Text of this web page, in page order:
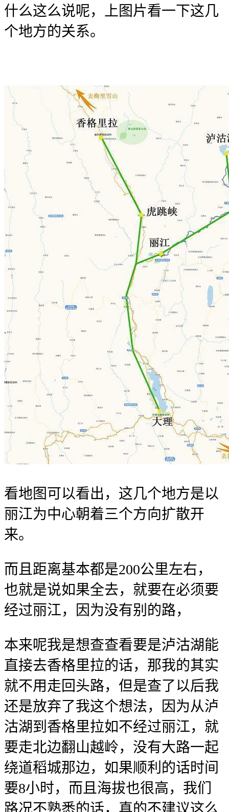
什么这么说呢，上图片看一下这几
个地方的关系。
看地图可以看出，这几个地方是以
丽江为中心朝着三个方向扩散开
来。
而且距离基本都是200公里左右，
也就是说如果全去，就要在必须要
经过丽江，因为没有别的路，
本来呢我是想查查看要是泸沽湖能
直接去香格里拉的话，那我的其实
就不用走回头路，但是查了以后我
还是放弃了我这个想法，因为从泸
沽湖到香格里拉如不经过丽江，就
要走北边翻山越岭，没有大路一起
绕道稻城那边，如果顺利的话时间
要8小时，而且海拔也很高，我们
路况不熟悉的话，真的不建议这么